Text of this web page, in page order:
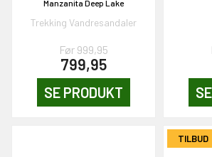
Manzanita Deep Lake
Trekking Vandresandaler
Før 999,95
799,95
SE PRODUKT
TILBUD
PÅ